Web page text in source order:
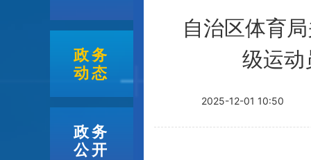
政务
动态
政务
公开
自治区体育
级运动
2025-12-01 10:50